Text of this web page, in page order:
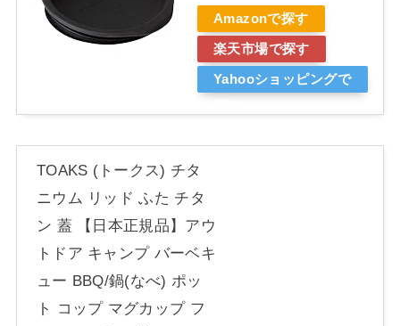
Amazonで探す
楽天市場で探す
Yahooショッピングで
TOAKS (トークス) チタ
ニウム リッド ふた チタ
ン 蓋 【日本正規品】アウ
トドア キャンプ バーベキ
ュー BBQ/鍋(なべ) ポッ
ト コップ マグカップ フ